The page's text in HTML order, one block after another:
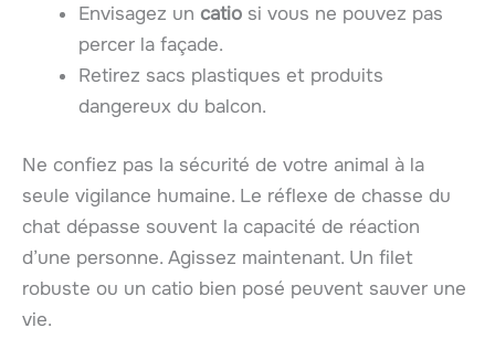
Envisagez un catio si vous ne pouvez pas
percer la façade.
Retirez sacs plastiques et produits
dangereux du balcon.
Ne confiez pas la sécurité de votre animal à la
seule vigilance humaine. Le réflexe de chasse du
chat dépasse souvent la capacité de réaction
d’une personne. Agissez maintenant. Un filet
robuste ou un catio bien posé peuvent sauver une
vie.